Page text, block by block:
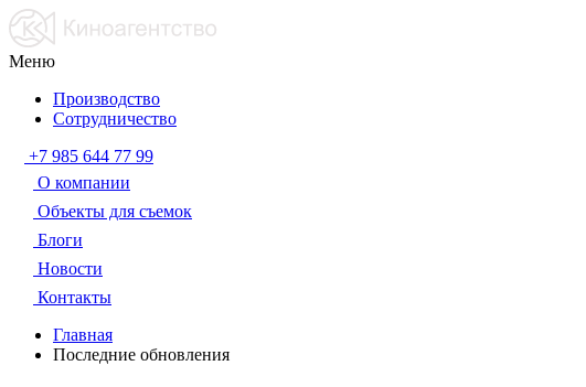
Меню
Производство
Сотрудничество
+7 985 644 77 99
О компании
Объекты для съемок
Блоги
Новости
Контакты
Главная
Последние обновления